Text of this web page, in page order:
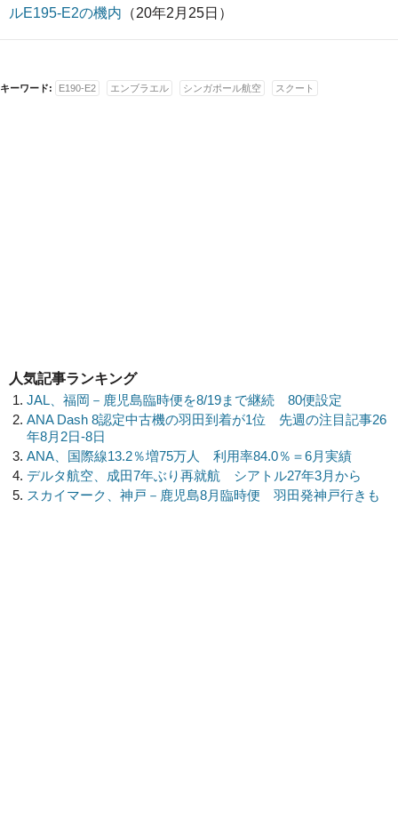
ルE195-E2の機内 （20年2月25日）
キーワード: E190-E2 エンブラエル シンガポール航空 スクート
人気記事ランキング
JAL、福岡－鹿児島臨時便を8/19まで継続 80便設定
ANA Dash 8認定中古機の羽田到着が1位 先週の注目記事26
年8月2日-8日
ANA、国際線13.2％増75万人 利用率84.0％＝6月実績
デルタ航空、成田7年ぶり再就航 シアトル27年3月から
スカイマーク、神戸－鹿児島8月臨時便 羽田発神戸行きも